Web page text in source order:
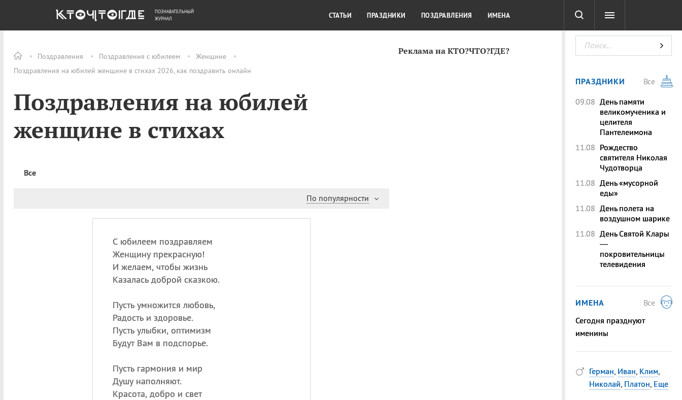
Поздравления Поздравления с юбилеем
Женщине
Поздравления на юбилей женщине в стихах 2026, как поздравить онлайн
Поздравления на юбилей
женщине в стихах
Все
По популярности
С юбилеем поздравляем
Женщину прекрасную!
И желаем, чтобы жизнь
Казалась доброй сказкою.
Пусть умножится любовь,
Радость и здоровье.
Пусть улыбки, оптимизм
Будут Вам в подспорье.
Пусть гармония и мир
Душу наполняют.
Красота, добро и свет
Реклама на КТО?ЧТО?ГДЕ?
ОБЩЕСТВО ДЕНЬГИ КУЛЬТУРА КРАСОТА ТЕСТЫ
ПОЗНАВАТЕЛЬНЫЙ
ЖУРНАЛ
СТАТЬИ ПРАЗДНИКИ ПОЗДРАВЛЕНИЯ ИМЕНА
ПРАЗДНИКИ
Все
09.08 День памяти
великомученика и
целителя
Пантелеимона
11.08 Рождество
святителя Николая
Чудотворца
11.08 День «мусорной
еды»
11.08 День полета на
воздушном шарике
11.08 День Святой Клары
—
покровительницы
телевидения
ИМЕНА
Все
Сегодня празднуют
именины
Герман, Иван, Клим,
Николай, Платон, Еще